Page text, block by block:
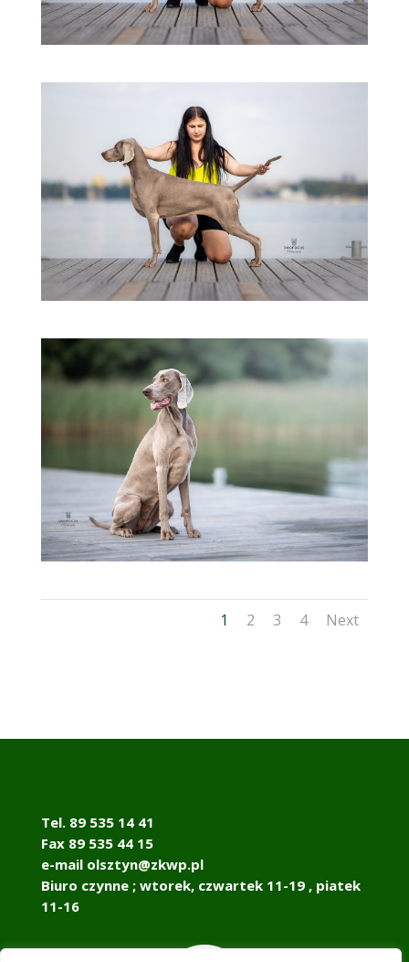
1 2 3 4 Next
Tel. 89 535 14 41
Fax 89 535 44 15
e-mail olsztyn@zkwp.pl
Biuro czynne ; wtorek, czwartek 11-19 , piatek
11-16